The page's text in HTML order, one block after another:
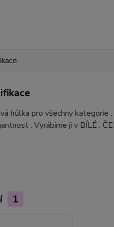
hůlka pro všechny kategorie
. Vyrábíme ji v BÍLÉ ,
1